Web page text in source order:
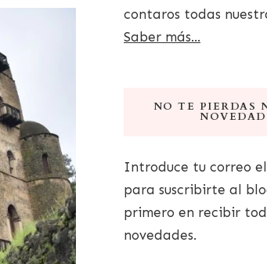
contaros todas
Saber más...
NO TE PIERDAS
Introduce tu correo
para suscribirte al
primero en recibir
novedades.